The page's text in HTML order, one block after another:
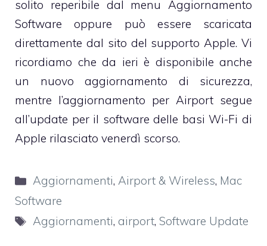
solito reperibile dal menu Aggiornamento
Software oppure può essere scaricata
direttamente dal sito del supporto Apple. Vi
ricordiamo che da ieri è disponibile anche
un nuovo aggiornamento di sicurezza,
mentre l’aggiornamento per Airport segue
all’update per il software delle basi Wi-Fi di
Apple rilasciato venerdì scorso.
Categorie
Aggiornamenti,Airport & Wireless, Mac
Software
Tag
Aggiornamenti, airport,Software Update